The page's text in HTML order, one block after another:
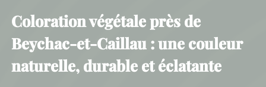
Coloration végétale près de
Beychac-et-Caillau : une couleur
naturelle, durable et éclatante